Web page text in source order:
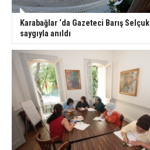
Karabağlar ‘da Gazeteci Barış Selçuk
saygıyla anıldı